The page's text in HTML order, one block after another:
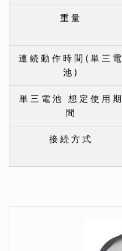
重 量
連 続 動 作 時 間 ( 単 三 電
池 )
単 三 電 池 想 定 使 用 期
間
接 続 方 式